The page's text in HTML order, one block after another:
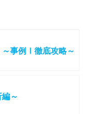
～事例Ⅰ徹底攻略～
～